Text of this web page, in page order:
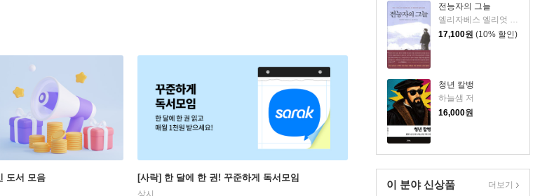
전능자의 그늘
엘리자베스 엘리엇 저/윤종석 역
17,100원 (10% 할인)
청년 칼뱅
하늘샘 저
16,000원
이 분야 신상품 더보기
도서 모음 [사락] 한 달에 한 권! 꾸준하게 독서모임